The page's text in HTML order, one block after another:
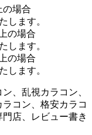
の場合
します。
の場合
します。
の場合
します。
、乱視カラコン、
コン、格安カラコ
店、レビュー書き